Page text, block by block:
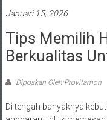
Januari 15, 2026
Tips Memilih
Berkualitas
Diposkan Oleh:Provitamon
Di tengah banyaknya